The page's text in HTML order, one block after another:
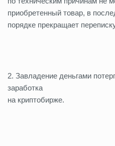
приобретенный товар, в
порядке прекращает
2. Завладение деньгами
заработка
на криптобирже.